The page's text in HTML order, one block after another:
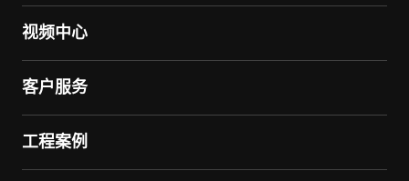
视频中心
客户服务
工程案例